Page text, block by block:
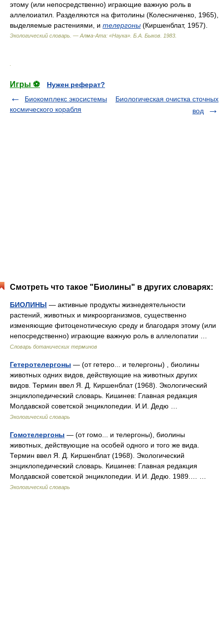
этому (или непосредственно) играющие важную роль в
аллелоиатил. Разделяются на фитолины (Колесниченко, 1965),
выделяемые растениями, и телергоны (Киршенблат, 1957).
Экологический словарь. — Алма-Ата: «Наука» Б.А. Быков 1983
Игры ⚽
Нужен реферат?
Биокомплекс экосистемы
космического корабля
Биологическая очистка сточных
вод
Смотреть что такое "Биолины" в других словарях:
БИОЛИНЫ — активные продукты жизнедеятельности
растений, животных и микроорганизмов, существенно
изменяющие фитоценотическую среду и благодаря этому (или
непосредственно) играющие важную роль в аллелопатии …
Словарь ботанических терминов
Гетеротелергоны — (от гетеро... и телергоны) , биолины
животных одних видов, действующие на животных других
видов. Термин ввел Я. Д. Киршенблат (1968). Экологический
энциклопедический словарь. Кишинев: Главная редакция
Молдавской советской энциклопедии. И.И. Дедю …
Экологический словарь
Гомотелергоны — (от гомо... и телергоны), биолины
животных, действующие на особей одного и того же вида.
Термин ввел Я. Д. Киршенблат (1968). Экологический
энциклопедический словарь. Кишинев: Главная редакция
Молдавской советской энциклопедии. И.И. Дедю. 1989.… …
Экологический словарь